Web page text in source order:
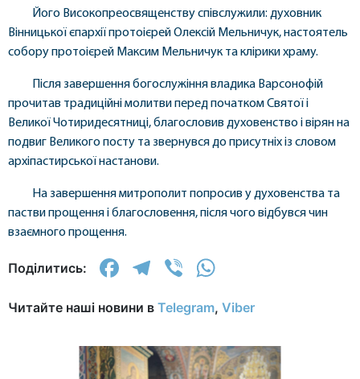
Його Високопреосвященству співслужили: духовник
Вінницької єпархії протоієрей Олексій Мельничук, настоятель
собору протоієрей Максим Мельничук та клірики храму.
Після завершення богослужіння владика Варсонофій
прочитав традиційні молитви перед початком Святої і
Великої Чотиридесятниці, благословив духовенство і вірян на
подвиг Великого посту та звернувся до присутніх із словом
архіпастирської настанови.
На завершення митрополит попросив у духовенства та
пастви прощення і благословення, після чого відбувся чин
взаємного прощення.
Поділитись: Facebook
Telegram
Viber
Читайте наші новини в Telegram, Viber